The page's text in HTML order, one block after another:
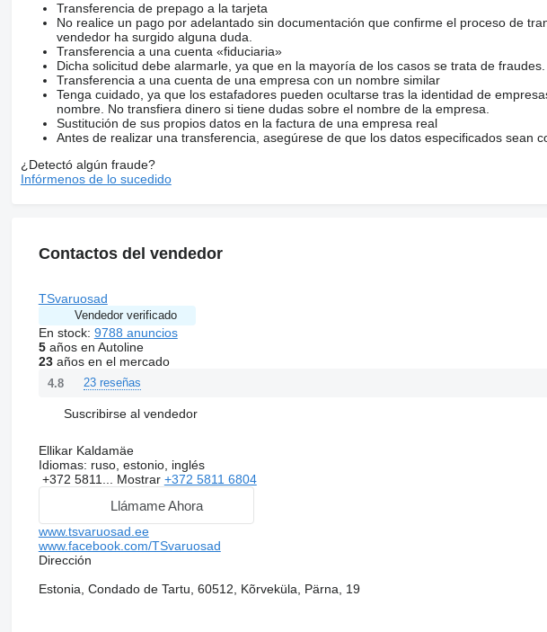
Transferencia de prepago a la tarjeta
No realice un pago por adelantado sin documentación que confirme el proceso de
vendedor ha surgido alguna duda.
Transferencia a una cuenta «fiduciaria»
Dicha solicitud debe alarmarle, ya que en la mayoría de los casos se trata de fraudes.
Transferencia a una cuenta de una empresa con un nombre similar
Tenga cuidado, ya que los estafadores pueden ocultarse tras la identidad de
nombre. No transfiera dinero si tiene dudas sobre el nombre de la empresa.
Sustitución de sus propios datos en la factura de una empresa real
Antes de realizar una transferencia, asegúrese de que los datos especificados sean
¿Detectó algún fraude?
Infórmenos de lo sucedido
Contactos del vendedor
TSvaruosad
Vendedor verificado
En stock: 9788 anuncios
5años en Autoline
23años en el mercado
4.8 23 reseñas
Suscribirse al vendedor
Ellikar Kaldamäe
Idiomas: ruso, estonio, inglés
+372 5811... Mostrar +372 5811 6804
Llámame Ahora
www.tsvaruosad.ee
www.facebook.com/TSvaruosad
Dirección
Estonia, Condado de Tartu, 60512, Kõrveküla, Pärna, 19